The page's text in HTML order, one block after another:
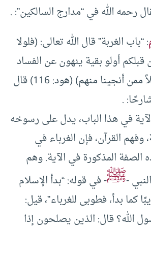
رحمه الله في “مدارج السالكين”: .
: “باب الغربة” قال الله تعالى: (فلولا
أولو بقية ينهون عن الفساد
في الأرض إلا قليلاً ممن أنجينا منهم) (هود: 116) قال
.
في هذا الباب، يدل على رسوخه
وفهم القرآن، فإن الغرباء في
الصفة المذكورة في الآية. وهم
-ﷺ- في قوله: “بدأ الإسلام
كما بدأ، فطوبى للغرباء”، قيل:
الله؟ قال: الذين يصلحون إذا